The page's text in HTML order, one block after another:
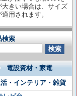
大きい場合は、サイズ
適用されます。
検索
電設資材・家電
・インテリア・雑貨